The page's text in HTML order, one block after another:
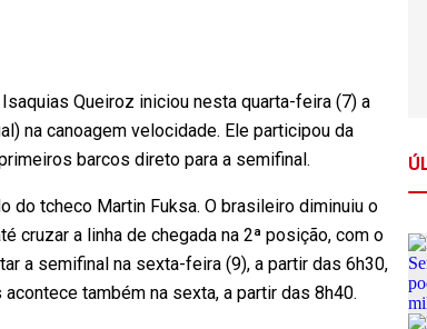
Queiroz iniciou nesta quarta-feira (7) a
na canoagem velocidade. Ele participou da
barcos direto para a semifinal.
do tcheco Martin Fuksa. O brasileiro diminuiu o
cruzar a linha de chegada na 2ª posição, com o
a semifinal na sexta-feira (9), a partir das 6h30,
também na sexta, a partir das 8h40.